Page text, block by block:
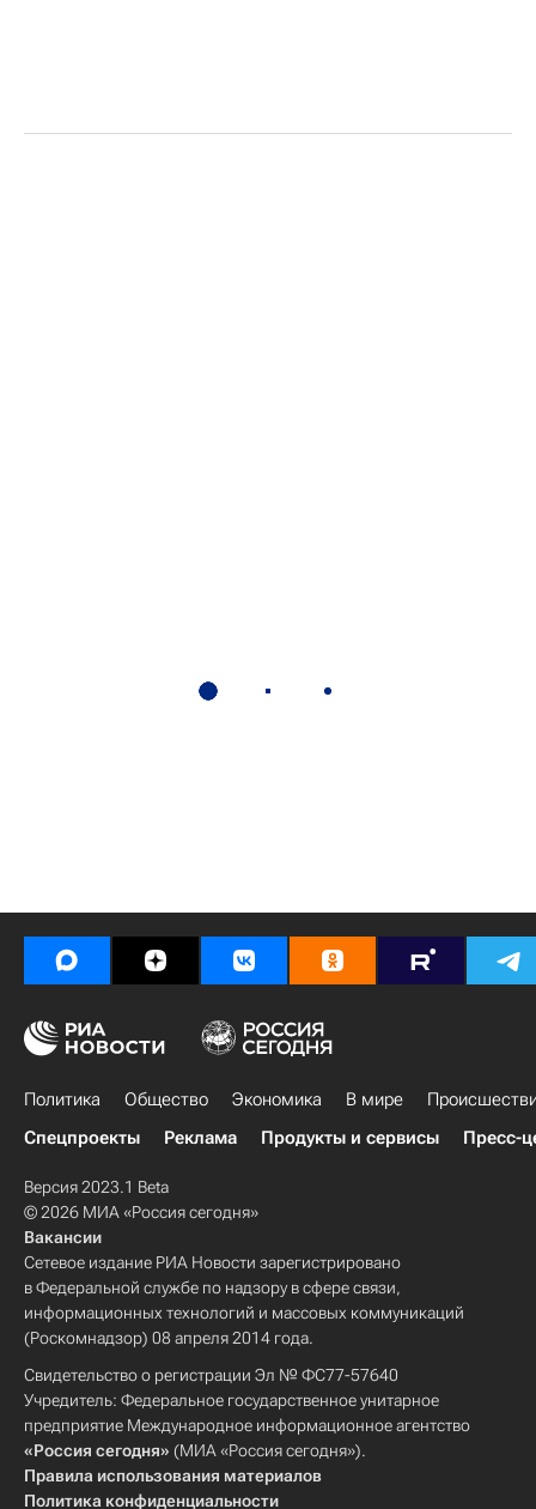
Политика Общество Экономика В мире
Спецпроекты
Реклама Продукты и сервисы Пресс-
Версия 2023.1 Beta
© 2026 МИА «Россия сегодня»
Вакансии
Сетевое издание РИА Новости зарегистрировано
в Федеральной службе по надзору в сфере связи,
информационных технологий и массовых коммуникаций
(Роскомнадзор) 08 апреля 2014 года.
Свидетельство о регистрации Эл № ФС77-57640
Учредитель: Федеральное государственное унитарное
предприятие Международное информационное агентство
«Россия сегодня» (МИА «Россия сегодня»).
Правила использования материалов
Политика конфиденциальности